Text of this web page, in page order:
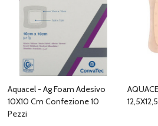
Aquacel - Ag Foam Adesivo
10X10 Cm Confezione 10
Pezzi
12,5X12,5